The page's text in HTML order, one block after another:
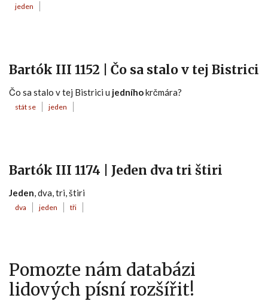
jeden
Bartók III 1152 | Čo sa stalo v tej Bistrici
Čo sa stalo v tej Bistrici u jedníhokrčmára?
stát se jeden
Bartók III 1174 | Jeden dva tri štiri
Jeden, dva, tri, štiri
dva jeden tři
Pomozte nám databázi
lidových písní rozšířit!